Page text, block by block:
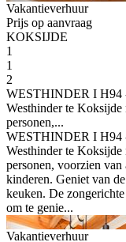
Vakantieverhuur
Prijs op aanvraag
KOKSIJDE
1
1
2
WESTHINDER I H94
Westhinder te Koksijde
personen,...
WESTHINDER I H94
Westhinder te Koksijde
personen, voorzien
kinderen. Geniet van
keuken. De
om te genie...
Vakantieverhuur